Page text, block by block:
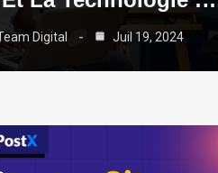
Digital Juil 19, 2024